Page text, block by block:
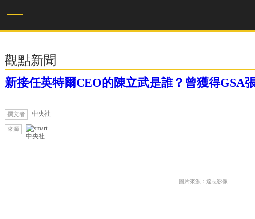
觀點新聞
新接任英特爾CEO的陳立武是誰？曾獲得GSA
撰文者 中央社
來源
中央社
圖片來源：達志影像